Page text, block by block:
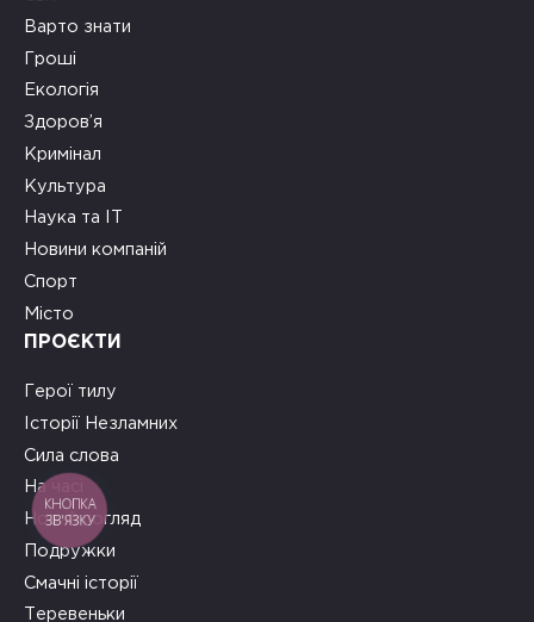
Варто знати
Гроші
Екологія
Здоров’я
Кримінал
Культура
Наука та ІТ
Новини компаній
Спорт
Місто
ПРОЄКТИ
Герої тилу
Історії Незламних
Сила слова
На часі
Новий погляд
Подружки
Смачні історії
Теревеньки
КНОПКА
ЗВ'ЯЗКУ